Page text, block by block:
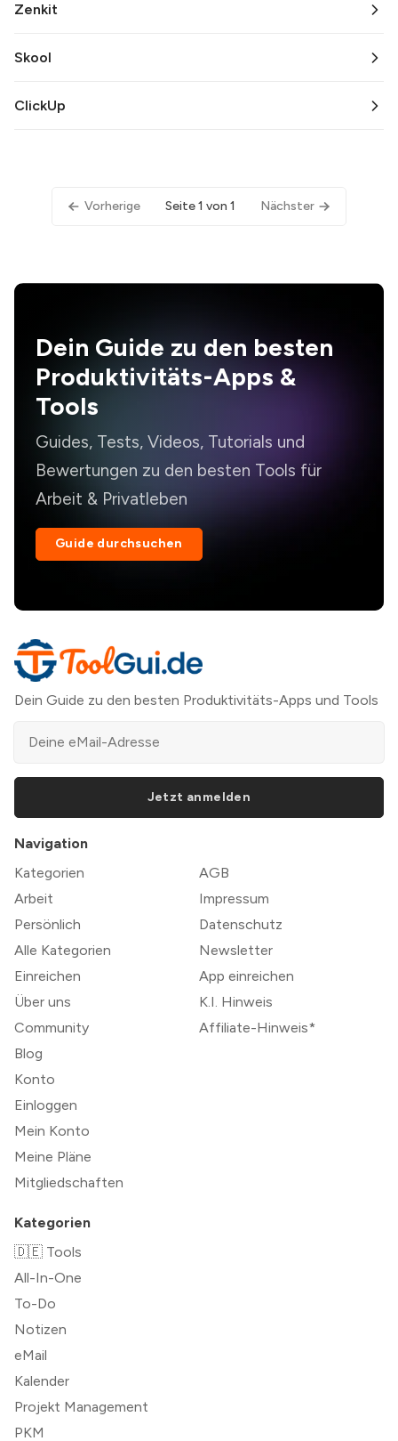
Zenkit
Skool
ClickUp
Vorherige Seite 1 von 1 Nächster
Dein Guide zu den besten
Produktivitäts-Apps &
Tools
Guides, Tests, Videos, Tutorials und
Bewertungen zu den besten Tools für
Arbeit & Privatleben
Guide durchsuchen
Dein Guide zu den besten Produktivitäts-Apps und Tools
Jetzt anmelden
Navigation
Kategorien
Arbeit
Persönlich
Alle Kategorien
Einreichen
Über uns
Community
Blog
Konto
Einloggen
Mein Konto
Meine Pläne
Mitgliedschaften
AGB
Impressum
Datenschutz
Newsletter
App einreichen
K.I. Hinweis
Affiliate-Hinweis*
Kategorien
🇩🇪 Tools
All-In-One
To-Do
Notizen
eMail
Kalender
Projekt Management
PKM